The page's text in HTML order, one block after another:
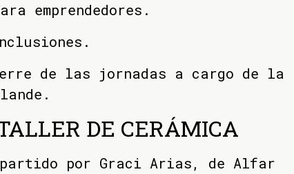
emprendedores.
de las jornadas a cargo de la
DE CERÁMICA
por Graci Arias, de Alfar